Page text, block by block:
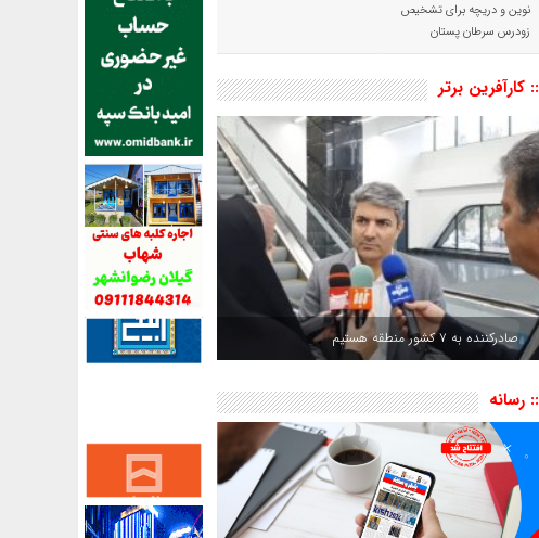
نوین و دریچه برای تشخیص
زودرس سرطان پستان
:: کارآفرین برتر
صادرکننده به ۷ کشور منطقه هستیم
:: رسانه